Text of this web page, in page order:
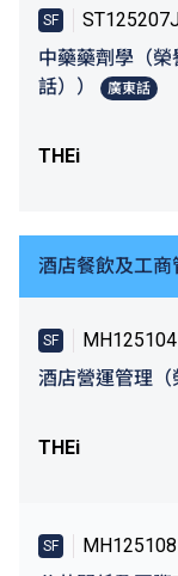
SF
中藥藥劑學（
話））
廣東話
THEi
酒店餐飲及工商
SF
MH125104
酒店營運管理
THEi
SF
MH125108